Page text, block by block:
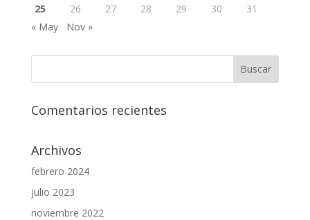
25
26 27 28 29 30
31
« May
Nov »
Comentarios recientes
Archivos
febrero 2024
julio 2023
noviembre 2022